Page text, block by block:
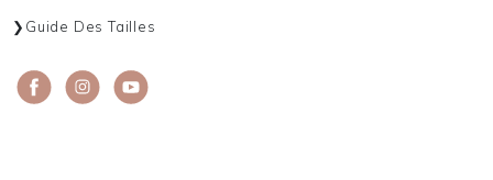
Guide Des Tailles